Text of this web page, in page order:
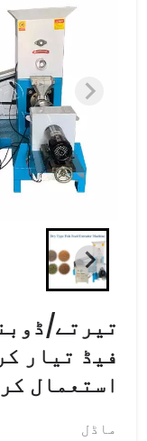
تیرتے/
فیڈ تیار
استعمال
ماڈل